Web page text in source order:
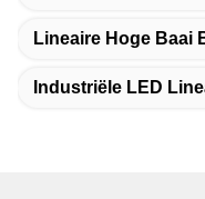
Lineaire Hoge Baai
Industriële LED